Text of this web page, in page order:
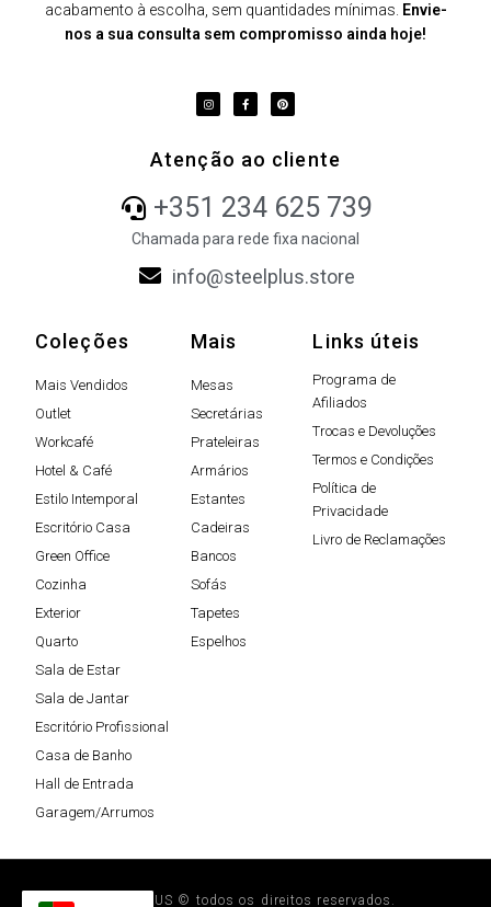
acabamento à escolha, sem quantidades mínimas. Envie-
nos a sua consulta sem compromisso ainda hoje!
Atenção ao cliente
+351 234 625 739
Chamada para rede fixa nacional
info@steelplus.store
Coleções
Mais Vendidos
Outlet
Workcafé
Hotel & Café
Estilo Intemporal
Escritório Casa
Green Office
Cozinha
Exterior
Quarto
Sala de Estar
Sala de Jantar
Escritório Profissional
Casa de Banho
Hall de Entrada
Garagem/Arrumos
Mais
Mesas
Secretárias
Prateleiras
Armários
Estantes
Cadeiras
Bancos
Sofás
Tapetes
Espelhos
Links úteis
Programa de
Afiliados
Trocas e Devoluções
Termos e Condições
Política de
Privacidade
Livro de Reclamações
STEELPLUS © todos os direitos reservados.